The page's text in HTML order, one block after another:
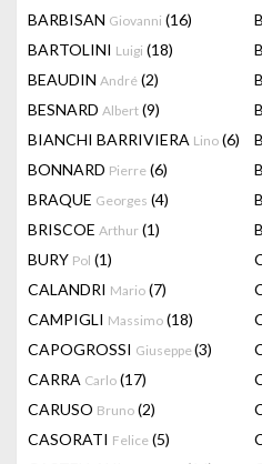
BARBISAN Giovanni (16)
BARTOLINI Luigi (18)
BEAUDIN André (2)
BESNARD Albert (9)
BIANCHI BARRIVIERA Lino (6)
BONNARD Pierre (6)
BRAQUE Georges (4)
BRISCOE Arthur (1)
BURY Pol (1)
CALANDRI Mario (7)
CAMPIGLI Massimo (18)
CAPOGROSSI Giuseppe(3)
CARRA Carlo (17)
CARUSO Bruno (2)
CASORATI Felice (5)